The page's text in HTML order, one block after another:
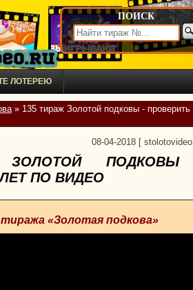
ПОИСК
ЛОТЕРЕЮ
» 135 тираж Золотой подковы - проверить
08-04-2018
ЗОЛОТОЙ
ПО ВИДЕО
«Золотая подкова»